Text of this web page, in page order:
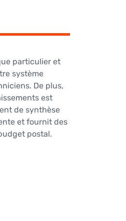
particulier et
système
De plus,
est
de synthèse
et fournit des
postal.